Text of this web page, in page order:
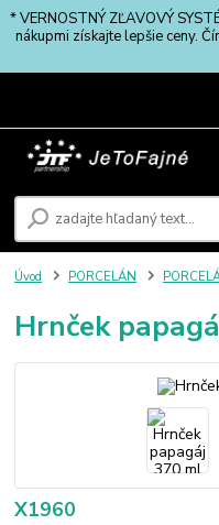
* VERNOSTNÝ ZĽAVOVÝ
nákupmi získajte lepšie ceny.
Úvod PORCELÁN
Hrnček
X1960